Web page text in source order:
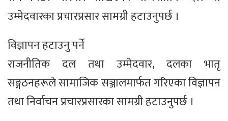
उम्मेदवारका प्रचारप्रसार सामग्री हटाउनुपर्छ ।
विज्ञापन हटाउनु पर्ने
राजनीतिक दल तथा उम्मेदवार, दलका भातृ
सङ्गठनहरूले सामाजिक सञ्जालमार्फत गरिएका विज्ञापन
तथा निर्वाचन प्रचारप्रसारका सामग्री हटाउनुपर्छ ।